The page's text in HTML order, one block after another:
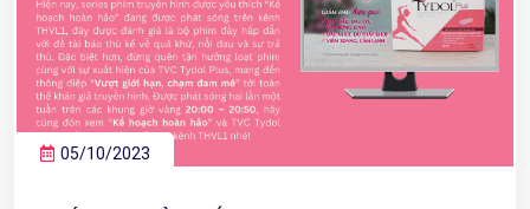
05/10/2023